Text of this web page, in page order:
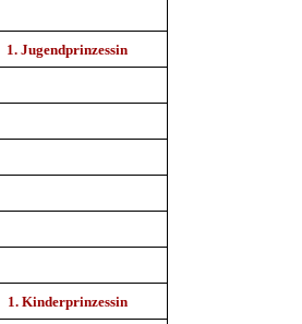
1. Jugendprinzessin
1. Kinderprinzessin